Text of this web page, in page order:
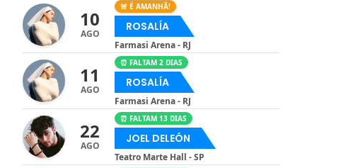
10
AGO
🚨 É AMANHÃ!
ROSALÍA
Farmasi Arena - RJ
11
AGO
⏰ FALTAM 2 DIAS
ROSALÍA
Farmasi Arena - RJ
22
AGO
⏰ FALTAM 13 DIAS
JOEL DELEÓN
Teatro Marte Hall - SP